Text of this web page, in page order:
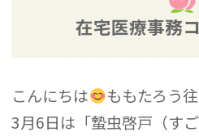
在宅医療事務
こんにちは
ももたろう
3月6日は「蟄虫啓戸（す